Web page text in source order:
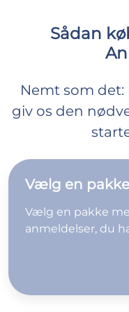
Sådan
Nemt som
giv os den
Vælg en pakke
Vælg en pakke
anmeldelser, du